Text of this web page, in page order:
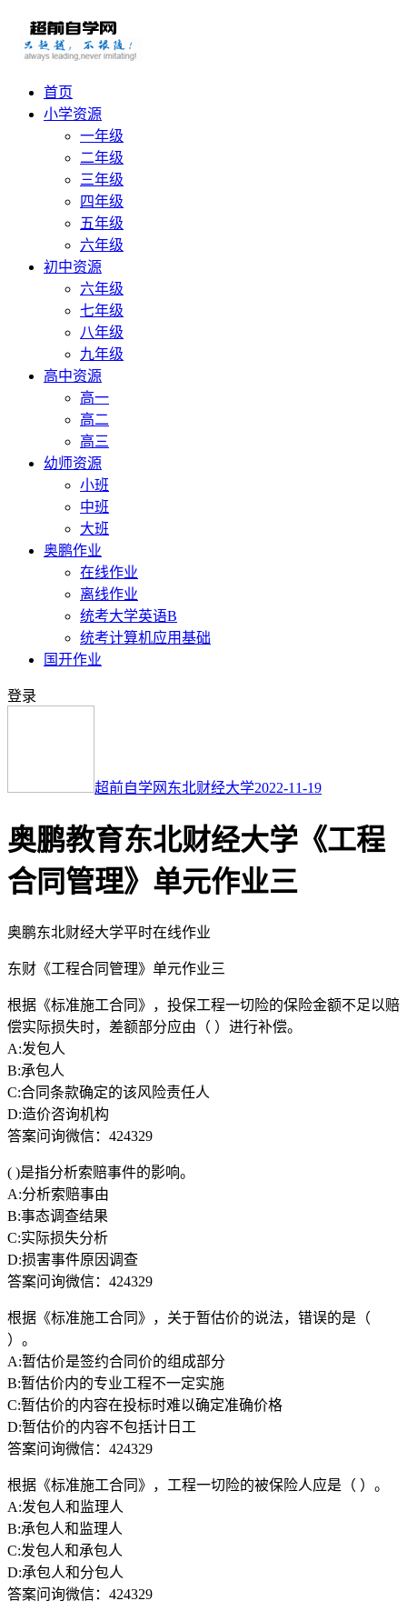
首页
小学资源
一年级
二年级
三年级
四年级
五年级
六年级
初中资源
六年级
七年级
八年级
九年级
高中资源
高一
高二
高三
幼师资源
小班
中班
大班
奥鹏作业
在线作业
离线作业
统考大学英语B
统考计算机应用基础
国开作业
登录
超前自学网 东北财经大学2022-11-19
奥鹏教育东北财经大学《工程
合同管理》单元作业三
奥鹏东北财经大学平时在线作业
东财《工程合同管理》单元作业三
根据《标准施工合同》，投保工程一切险的保险金额不足以赔
偿实际损失时，差额部分应由（ ）进行补偿。
A:发包人
B:承包人
C:合同条款确定的该风险责任人
D:造价咨询机构
答案问询微信：424329
( )是指分析索赔事件的影响。
A:分析索赔事由
B:事态调查结果
C:实际损失分析
D:损害事件原因调查
答案问询微信：424329
根据《标准施工合同》，关于暂估价的说法，错误的是（
）。
A:暂估价是签约合同价的组成部分
B:暂估价内的专业工程不一定实施
C:暂估价的内容在投标时难以确定准确价格
D:暂估价的内容不包括计日工
答案问询微信：424329
根据《标准施工合同》，工程一切险的被保险人应是（ ）。
A:发包人和监理人
B:承包人和监理人
C:发包人和承包人
D:承包人和分包人
答案问询微信：424329